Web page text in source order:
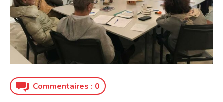
Commentaires : 0